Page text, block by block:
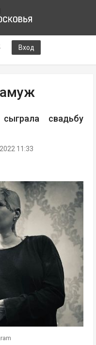
Вход
свадьбу
11:33